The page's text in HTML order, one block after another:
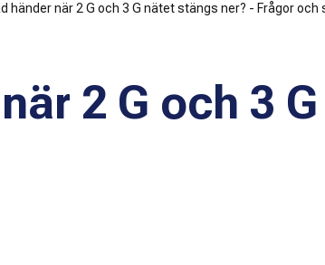
händer när 2 G och 3 G nätet stängs ner? - Frågor och
2 G och 3